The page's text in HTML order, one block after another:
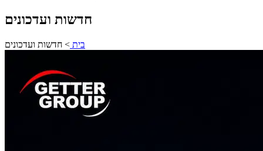
חדשות ועדכונים
בית > חדשות ועדכונים